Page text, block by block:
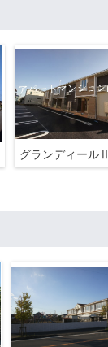
グランディールⅡ